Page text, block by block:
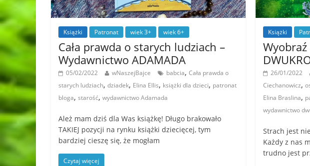
Książki Patronat wiek 3+ wiek 6+
Cała prawda o starych ludziach –
Wydawnictwo ADAMADA
05/02/2022 wNaszejBajce babcia, Cała prawda o
starych ludziach, dziadek, Elina Ellis, książki dla dzieci, patronat
bloga, starość, wydawnictwo Adamada
Ależ mam dziś dla Was książkę! Długo brakowało
TAKIEJ pozycji na rynku książki dziecięcej, tym
bardziej cieszę się, że mogłam
Czytaj więcej
Książki
26/01/2022
Ciechanowicz,
Elina Braslina,
wydawnictwo
Strach jest
Każdy z nas
trudno jest